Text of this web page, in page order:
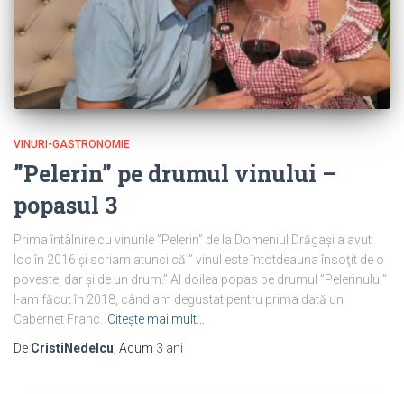
VINURI-GASTRONOMIE
”Pelerin” pe drumul vinului –
popasul 3
Prima întâlnire cu vinurile ”Pelerin” de la Domeniul Drăgași a avut
loc în 2016 și scriam atunci că ” vinul este întotdeauna însoţit de o
poveste, dar şi de un drum.” Al doilea popas pe drumul ”Pelerinului”
l-am făcut în 2018, când am degustat pentru prima dată un
Cabernet Franc. Citește mai mult…
De CristiNedelcu, Acum 3 ani